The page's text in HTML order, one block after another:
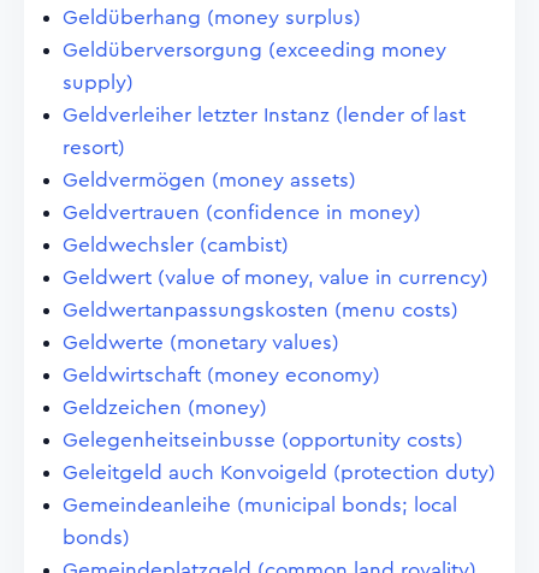
Geldüberhang (money surplus)
Geldüberversorgung (exceeding money
supply)
Geldverleiher letzter Instanz (lender of last
resort)
Geldvermögen (money assets)
Geldvertrauen (confidence in money)
Geldwechsler (cambist)
Geldwert (value of money, value in currency)
Geldwertanpassungskosten (menu costs)
Geldwerte (monetary values)
Geldwirtschaft (money economy)
Geldzeichen (money)
Gelegenheitseinbusse (opportunity costs)
Geleitgeld auch Konvoigeld (protection duty)
Gemeindeanleihe (municipal bonds; local
bonds)